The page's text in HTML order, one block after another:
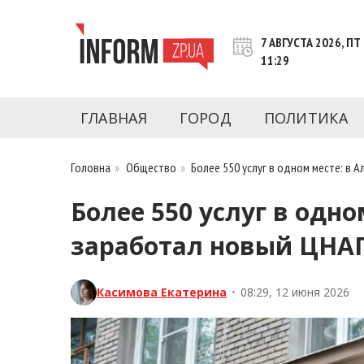
INFORM.ZP.UA – это информационный
последние новости Запорожья и
7 АВГУСТА 2026, ПТ
11:29
ГЛАВНАЯ ГОРОД ПОЛИТИКА
Головна » Общество »Более 550 услуг в одном месте: в
Более 550 услуг в
заработал новый
Касимова Екатерина • 08:29, 12 июня 2026